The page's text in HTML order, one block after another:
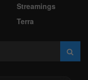
Streamings
Terra